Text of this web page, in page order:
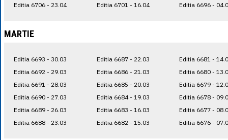
Editia 6706 - 23.04
Editia 6701 - 16.04
Editia 6696 -
MARTIE
Editia 6693 - 30.03
Editia 6692 - 29.03
Editia 6691 - 28.03
Editia 6690 - 27.03
Editia 6689 - 26.03
Editia 6688 - 23.03
Editia 6687 - 22.03
Editia 6686 - 21.03
Editia 6685 - 20.03
Editia 6684 - 19.03
Editia 6683 - 16.03
Editia 6682 - 15.03
Editia 6681 -
Editia 6680 -
Editia 6679 -
Editia 6678 -
Editia 6677 -
Editia 6676 -